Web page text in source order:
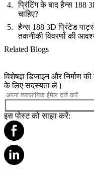
प्रिंटिंग के बाद हैन्स 188
चाहिए?
हैन्स 188 3D प्रिंटेड
तकनीकी विवरणों की
Related Blogs
विशेषज्ञ डिजाइन और निर्माण
के लिए सदस्यता लें।
इस पोस्ट को साझा करें: